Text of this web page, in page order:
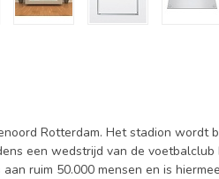
Rotterdam. Het stadion wordt
een wedstrijd van de voetbalclub
ruim 50.000 mensen en is